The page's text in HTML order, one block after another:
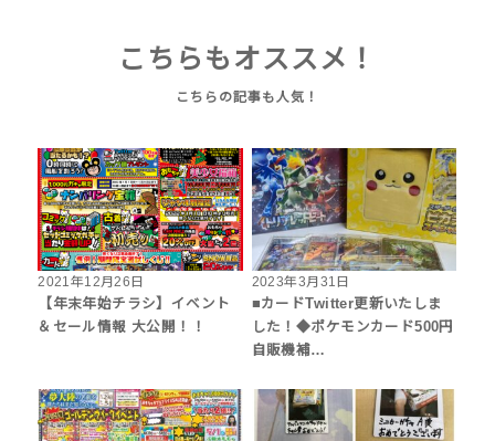
こちらもオススメ！
2021年12月26日
【年末年始チラシ】イベント
＆セール情報 大公開！！
2023年3月31日
■カードTwitter更新いたしま
した！◆ポケモンカード500円
自販機補…